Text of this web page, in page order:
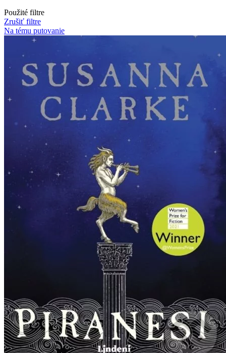
Použité filtre
Zrušiť filtre
Na tému putovanie